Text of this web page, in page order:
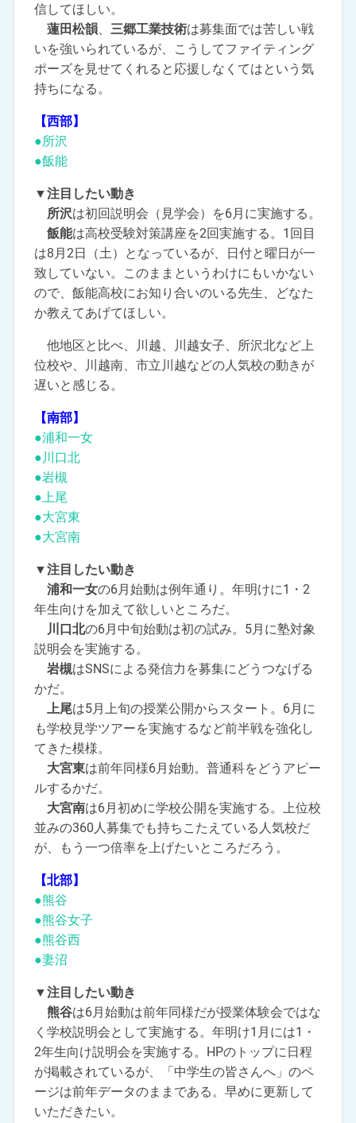
信してほしい。
蓮田松韻、 三郷工業技術は募集面では苦しい戦
いを強いられているが、こうしてファイティング
ポーズを見せてくれると応援しなくてはという気
持ちになる。
【西部】
●所沢
●飯能
▼注目したい動き
所沢は初回説明会（見学会）を6月に実施する。
飯能は高校受験対策講座を2回実施する。1回目
は8月2日（土）となっているが、日付と曜日が一
致していない。このままというわけにもいかない
ので、飯能高校にお知り合いのいる先生、どなた
か教えてあげてほしい。
他地区と比べ、川越、川越女子、所沢北など上
位校や、川越南、市立川越などの人気校の動きが
遅いと感じる。
【南部】
●浦和一女
●川口北
●岩槻
●上尾
●大宮東
●大宮南
▼注目したい動き
浦和一女の6月始動は例年通り。年明けに1・2
年生向けを加えて欲しいところだ。
川口北の6月中旬始動は初の試み。5月に塾対象
説明会を実施する。
岩槻はSNSによる発信力を募集にどうつなげる
かだ。
上尾は5月上旬の授業公開からスタート。6月に
も学校見学ツアーを実施するなど前半戦を強化し
てきた模様。
大宮東は前年同様6月始動。普通科をどうアピー
ルするかだ。
大宮南は6月初めに学校公開を実施する。上位校
並みの360人募集でも持ちこたえている人気校だ
が、もう一つ倍率を上げたいところだろう。
【北部】
●熊谷
●熊谷女子
●熊谷西
●妻沼
▼注目したい動き
熊谷は6月始動は前年同様だが授業体験会ではな
く学校説明会として実施する。年明け1月には1・
2年生向け説明会を実施する。HPのトップに日程
が掲載されているが、「中学生の皆さんへ」のペ
ージは前年データのままである。早めに更新して
いただきたい。